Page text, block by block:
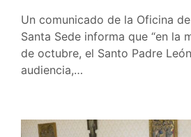
Un comunicado de la Oficina
Santa Sede informa que “en la
de octubre, el Santo Padre
audiencia,…